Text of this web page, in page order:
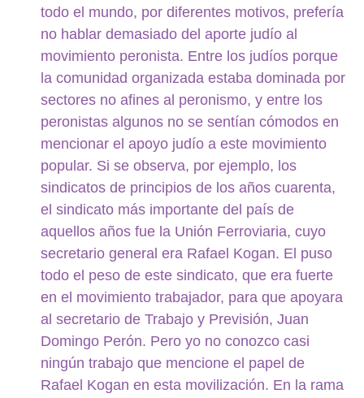
todo el mundo, por diferentes motivos, prefería
no hablar demasiado del aporte judío al
movimiento peronista. Entre los judíos porque
la comunidad organizada estaba dominada por
sectores no afines al peronismo, y entre los
peronistas algunos no se sentían cómodos en
mencionar el apoyo judío a este movimiento
popular. Si se observa, por ejemplo, los
sindicatos de principios de los años cuarenta,
el sindicato más importante del país de
aquellos años fue la Unión Ferroviaria, cuyo
secretario general era Rafael Kogan. El puso
todo el peso de este sindicato, que era fuerte
en el movimiento trabajador, para que apoyara
al secretario de Trabajo y Previsión, Juan
Domingo Perón. Pero yo no conozco casi
ningún trabajo que mencione el papel de
Rafael Kogan en esta movilización. En la rama